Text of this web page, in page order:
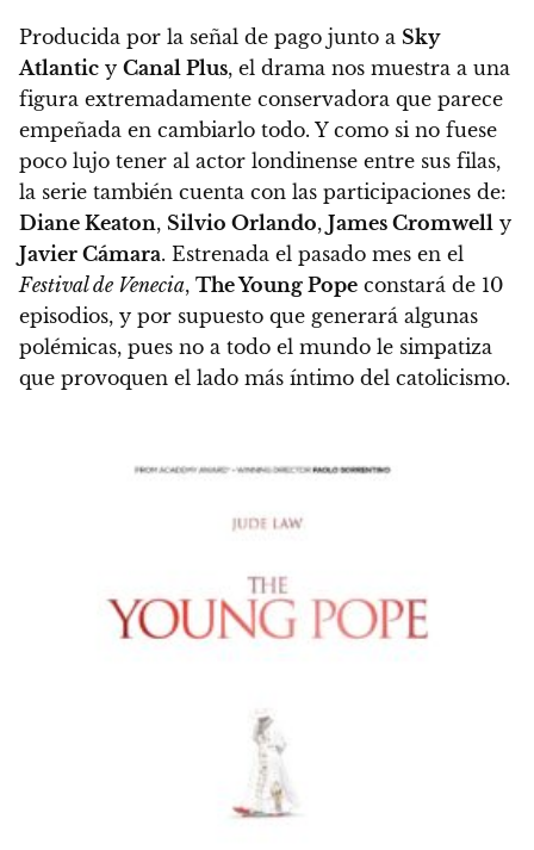
Producida por la señal de pago junto a Sky
Atlantic y Canal Plus, el drama nos muestra a una
figura extremadamente conservadora que parece
empeñada en cambiarlo todo. Y como si no fuese
poco lujo tener al actor londinense entre sus filas,
la serie también cuenta con las participaciones de:
Diane Keaton, Silvio Orlando, James Cromwell y
Javier Cámara. Estrenada el pasado mes en el
Festival de Venecia, The Young Pope constará de 10
episodios, y por supuesto que generará algunas
polémicas, pues no a todo el mundo le simpatiza
que provoquen el lado más íntimo del catolicismo.